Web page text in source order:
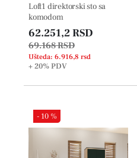
Loft1 direktorski sto sa
komodom
62.251,2 RSD
69.168 RSD
Ušteda: 6.916,8 rsd
+ 20%PDV
- 10 %